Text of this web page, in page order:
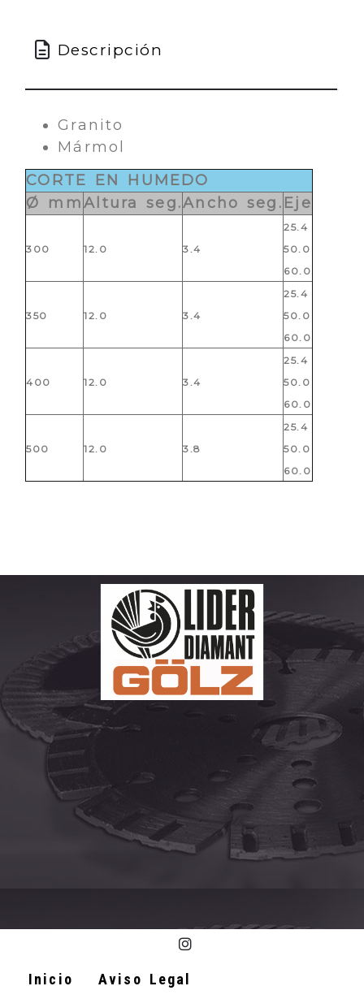
Descripción
Granito
Mármol
CORTE EN HUMEDO
Ø mmAltura seg.Ancho seg. Eje
300 12.0 3.4
25.4
50.0
60.0
350 12.0 3.4
25.4
50.0
60.0
400 12.0 3.4
25.4
50.0
60.0
500 12.0 3.8
25.4
50.0
60.0
Inicio Aviso Legal